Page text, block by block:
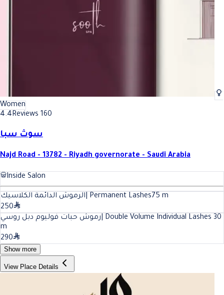
Women
4.4Reviews 160
سوث سبا
Najd Road - 13782 - Riyadh governorate - Saudi Arabia
Inside Salon
الرموش الدائمة الكلاسيك| Permanent Lashes75 m
250
رموش حبات فوليوم دبل روسي| Double Volume Individual Lashes 30
m
290
Show more
View Place Details